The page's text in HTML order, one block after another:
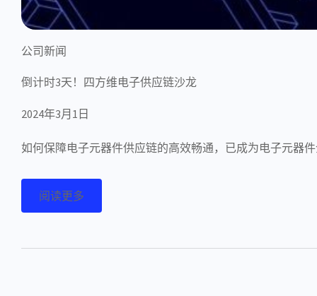
公司新闻
倒计时3天！四方维电子供应链沙龙
2024年3月1日
如何保障电子元器件供应链的高效畅通，已成为电子元器
阅读更多